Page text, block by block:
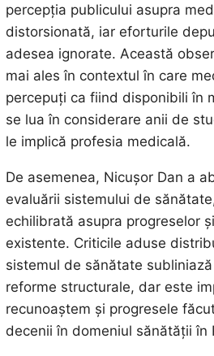
percepția publicului asupra
distorsionată, iar eforturile
adesea ignorate. Această
mai ales în contextul în care
percepuți ca fiind disponibili în
se lua în considerare anii de
le implică profesia medicală.
De asemenea, Nicușor Dan a
evaluării sistemului de
echilibrată asupra progreselor
existente. Criticile aduse
sistemul de sănătate
reforme structurale, dar este
recunoaștem și progresele
decenii în domeniul sănătății în